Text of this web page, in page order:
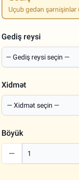
Uçub gedən şərnişinlər
Gediş reysi
Xidmət
Böyük